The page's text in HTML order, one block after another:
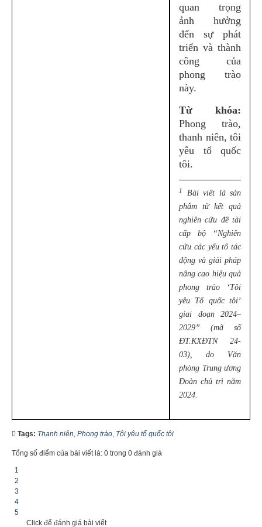
quan trọng
ảnh hưởng
đến sự phát
triển và thành
công của
phong trào
này.
Từ khóa:
Phong trào,
thanh niên, tôi
yêu tổ quốc
tôi.
1
Bài viết là sản
phẩm từ kết quả
nghiên cứu đề tài
cấp bộ “Nghiên
cứu các yếu tố tác
động và giải pháp
nâng cao hiệu quả
phong trào ‘Tôi
yêu Tổ quốc tôi’
giai đoạn 2024–
2029” (mã số
ĐT.KXĐTN 24-
03), do Văn
phòng Trung ương
Đoàn chủ trì năm
2024.
Tags: Thanh niên, Phong trào, Tôi yêu tổ quốc tôi
Tổng số điểm của bài viết là: 0 trong 0 đánh giá
1
2
3
4
5
Click để đánh giá bài viết